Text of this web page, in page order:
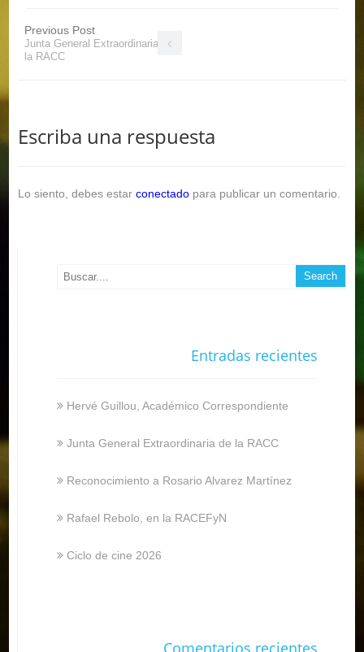
Previous Post
Junta General Extraordinaria de
la RACC
Escriba una respuesta
Lo siento, debes estar conectadopara publicar un comentario.
Entradas recientes
Hervé Guillou, Académico Correspondiente
Junta General Extraordinaria de la RACC
Reconocimiento a Rosario Alvarez Martínez
Rafael Rebolo, en la RACEFyN
Ciclo de cine 2026
Comentarios recientes